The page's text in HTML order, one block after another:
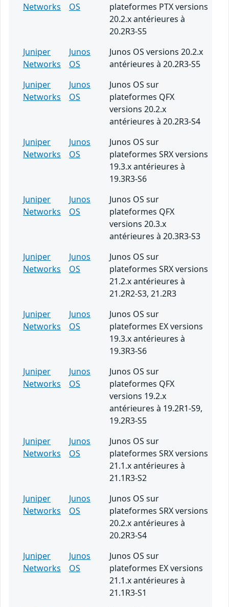
Networks
OS
plateformes PTX versions
20.2.x antérieures à
20.2R3-S5
Juniper
Networks
Junos
OS
Junos OS versions 20.2.x
antérieures à 20.2R3-S5
Juniper
Networks
Junos
OS
Junos OS sur
plateformes QFX
versions 20.2.x
antérieures à 20.2R3-S4
Juniper
Networks
Junos
OS
Junos OS sur
plateformes SRX versions
19.3.x antérieures à
19.3R3-S6
Juniper
Networks
Junos
OS
Junos OS sur
plateformes QFX
versions 20.3.x
antérieures à 20.3R3-S3
Juniper
Networks
Junos
OS
Junos OS sur
plateformes SRX versions
21.2.x antérieures à
21.2R2-S3, 21.2R3
Juniper
Networks
Junos
OS
Junos OS sur
plateformes EX versions
19.3.x antérieures à
19.3R3-S6
Juniper
Networks
Junos
OS
Junos OS sur
plateformes QFX
versions 19.2.x
antérieures à 19.2R1-S9,
19.2R3-S5
Juniper
Networks
Junos
OS
Junos OS sur
plateformes SRX versions
21.1.x antérieures à
21.1R3-S2
Juniper
Networks
Junos
OS
Junos OS sur
plateformes SRX versions
20.2.x antérieures à
20.2R3-S4
Juniper
Networks
Junos
OS
Junos OS sur
plateformes EX versions
21.1.x antérieures à
21.1R3-S1